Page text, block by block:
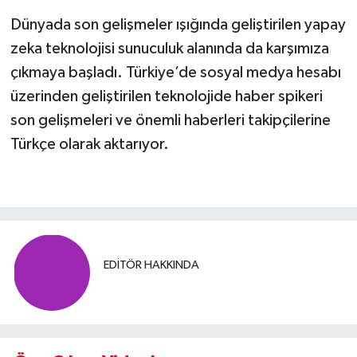
Dünyada son gelişmeler ışığında geliştirilen yapay
zeka teknolojisi sunuculuk alanında da karşımıza
çıkmaya başladı. Türkiye’de sosyal medya hesabı
üzerinden geliştirilen teknolojide haber spikeri
son gelişmeleri ve önemli haberleri takipçilerine
Türkçe olarak aktarıyor.
EDITÖR HAKKINDA